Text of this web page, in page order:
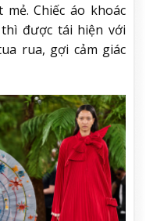
Chiếc áo khoác
được tái hiện với
rua, gợi cảm giác